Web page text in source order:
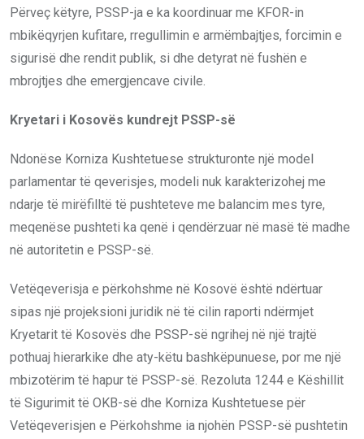
Përveç këtyre, PSSP-ja e ka koordinuar me KFOR-in
mbikëqyrjen kufitare, rregullimin e armëmbajtjes, forcimin e
sigurisë dhe rendit publik, si dhe detyrat në fushën e
mbrojtjes dhe emergjencave civile.
Kryetari i Kosovës kundrejt PSSP-së
Ndonëse Korniza Kushtetuese strukturonte një model
parlamentar të qeverisjes, modeli nuk karakterizohej me
ndarje të mirëfilltë të pushteteve me balancim mes tyre,
meqenëse pushteti ka qenë i qendërzuar në masë të madhe
në autoritetin e PSSP-së.
Vetëqeverisja e përkohshme në Kosovë është ndërtuar
sipas një projeksioni juridik në të cilin raporti ndërmjet
Kryetarit të Kosovës dhe PSSP-së ngrihej në një trajtë
pothuaj hierarkike dhe aty-këtu bashkëpunuese, por me një
mbizotërim të hapur të PSSP-së. Rezoluta 1244 e Këshillit
të Sigurimit të OKB-së dhe Korniza Kushtetuese për
Vetëqeverisjen e Përkohshme ia njohën PSSP-së pushtetin